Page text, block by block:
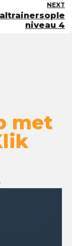
NEXT
niveau 4
met